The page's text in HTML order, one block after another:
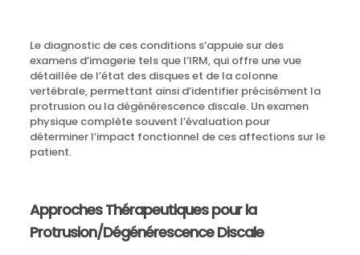
Le diagnostic de ces conditions s’appuie sur des
examens d’imagerie tels que l’IRM, qui offre une vue
détaillée de l’état des disques et de la colonne
vertébrale, permettant ainsi d’identifier précisément la
protrusion ou la dégénérescence discale. Un examen
physique complète souvent l’évaluation pour
déterminer l’impact fonctionnel de ces affections sur le
patient.
Approches Thérapeutiques pour la
Protrusion/Dégénérescence Discale